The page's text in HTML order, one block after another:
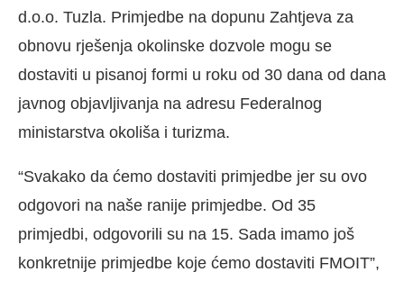
d.o.o. Tuzla. Primjedbe na dopunu Zahtjeva za
obnovu rješenja okolinske dozvole mogu se
dostaviti u pisanoj formi u roku od 30 dana od dana
javnog objavljivanja na adresu Federalnog
ministarstva okoliša i turizma.
“Svakako da ćemo dostaviti primjedbe jer su ovo
odgovori na naše ranije primjedbe. Od 35
primjedbi, odgovorili su na 15. Sada imamo još
konkretnije primjedbe koje ćemo dostaviti FMOIT”,